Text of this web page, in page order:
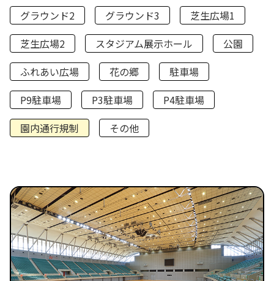
グラウンド2
グラウンド3
芝生広場1
芝生広場2
スタジアム展示ホール
公園
ふれあい広場
花の郷
駐車場
P9駐車場
P3駐車場
P4駐車場
園内通行規制
その他